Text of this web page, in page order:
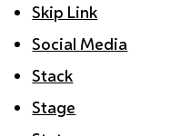
Skip Link
Social Media
Stack
Stage